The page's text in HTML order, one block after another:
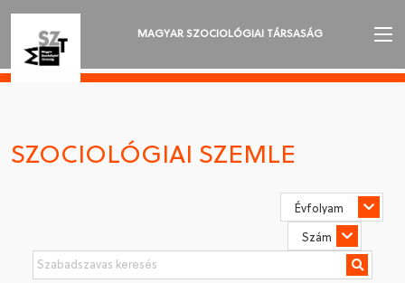
MAGYAR SZOCIOLÓGIAI TÁRSASÁG
SZOCIOLÓGIAI SZEMLE
SZOCIOLÓGIAI SZEMLE